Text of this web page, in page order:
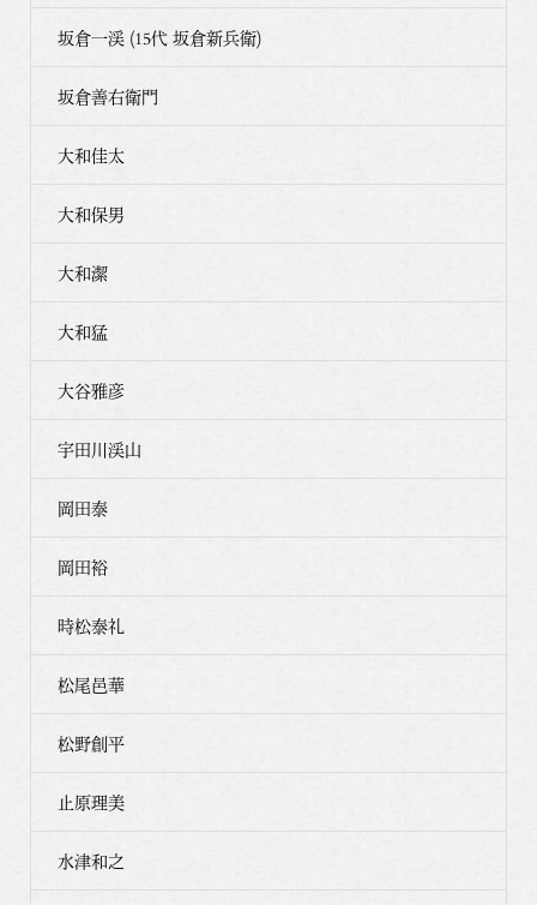
坂倉一渓 (15代 坂倉新兵衛)
坂倉善右衛門
大和佳太
大和保男
大和潔
大和猛
大谷雅彦
宇田川渓山
岡田泰
岡田裕
時松泰礼
松尾邑華
松野創平
止原理美
水津和之